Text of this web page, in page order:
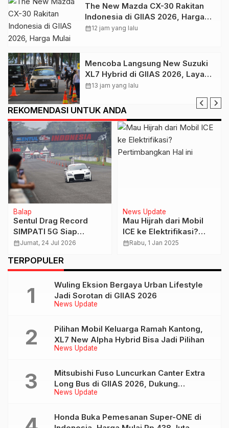
The New Mazda CX-30 Rakitan
Indonesia di GIIAS 2026, Harga
Mulai Rp 499 Juta
calendar_month12 jam yang lalu
Mencoba Langsung New Suzuki
XL7 Hybrid di GIIAS 2026, Layak
Jadi SUV Keluarga
calendar_month13 jam yang lalu
REKOMENDASI UNTUK ANDA
Balap
Sentul Drag Record
SIMPATI 5G Siap
Ramaikan Putaran 3
2026
calendar_monthJumat, 24 Jul 2026
News Update
Mau Hijrah dari Mobil
ICE ke Elektrifikasi?
Pertimbangkan Hal ini
calendar_monthRabu, 1 Jan 2025
TERPOPULER
News Update
Wuling Eksion Bergaya Urban Lifestyle
Jadi Sorotan di GIIAS 2026
News Update
Pilihan Mobil Keluarga Ramah Kantong,
XL7 New Alpha Hybrid Bisa Jadi Pilihan
News Update
Mitsubishi Fuso Luncurkan Canter Extra
Long Bus di GIIAS 2026, Dukung
Mobilitas Pariwisata Indonesia
Honda Buka Pemesanan Super-ONE di